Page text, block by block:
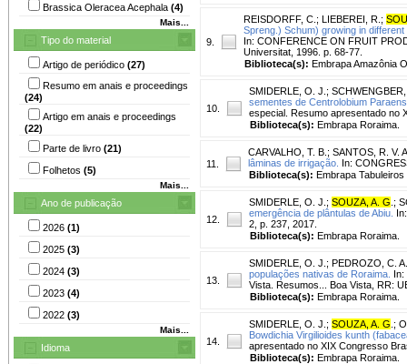
Brassica Oleracea Acephala (4)
Mais...
Tipo do material
Artigo de periódico (27)
Resumo em anais e proceedings
(24)
Artigo em anais e proceedings
(22)
Parte de livro (21)
Folhetos (5)
Mais...
Ano de publicação
2026 (1)
2025 (3)
2024 (3)
2023 (4)
2022 (3)
Mais...
Idioma
9.
REISDORFF, C. ; LIEBEREI, R. ;
Spreng.) Schum) growing in
In: CONFERENCE ON FRUIT
Universitat, 1996. p. 68-77.
Biblioteca(s): Embrapa Amazônia
10.
SMIDERLE, O. J. ;
sementes de Centrolobium
especial. Resumo apresentado no
Biblioteca(s): Embrapa Roraima.
11.
CARVALHO, T. B. ; SANTOS, R. V.
lâminas de irrigação. In:
Biblioteca(s): Embrapa
12.
SMIDERLE, O. J. ; SOUZA, A. G ;
emergência de plântulas de Abiu.
2, p. 237, 2017.
Biblioteca(s): Embrapa Roraima.
13.
SMIDERLE, O. J. ; PEDROZO, C. A.
populações nativas de Roraima. In:
Vista. Resumos... Boa Vista, RR:
Biblioteca(s): Embrapa Roraima.
14.
SMIDERLE, O. J. ; SOUZA, A. G ;
Bowdichia Virgilioides kunth
apresentado no XIX Congresso
Biblioteca(s): Embrapa Roraima.